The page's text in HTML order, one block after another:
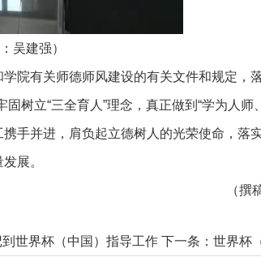
吴建强）
有关师德师风建设的有关文件和规定，
立“三全育人”理念，真正做到“学为人师
并进，肩负起立德树人的光荣使命，落
展。
（撰
世界杯（中国）指导工作 下一条： 世界杯